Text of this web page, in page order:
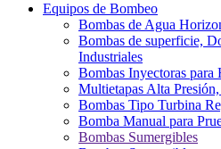
Equipos de Bombeo
Bombas de Agua
Bombas de superficie,
Industriales
Bombas Inyectoras para
Multietapas Alta
Bombas Tipo Turbina
Bomba Manual para
Bombas Sumergibles